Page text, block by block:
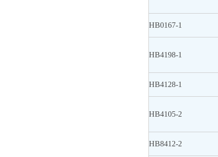
HB0167-1
HB4198-1
HB4128-1
HB4105-2
HB8412-2